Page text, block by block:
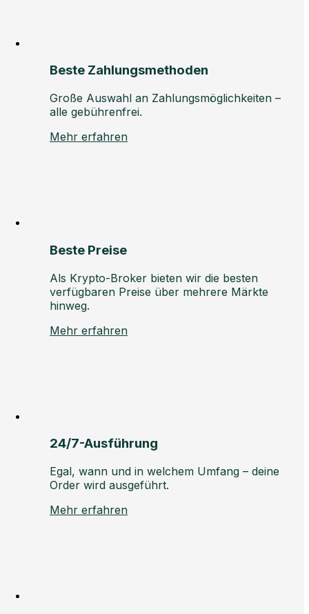
Beste Zahlungsmethoden
Große Auswahl an Zahlungsmöglichkeiten –
alle gebührenfrei.
Mehr erfahren
Beste Preise
Als Krypto-Broker bieten wir die besten
verfügbaren Preise über mehrere Märkte
hinweg.
Mehr erfahren
24/7-Ausführung
Egal, wann und in welchem Umfang – deine
Order wird ausgeführt.
Mehr erfahren